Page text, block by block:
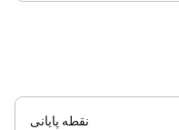
نقطه پایانی